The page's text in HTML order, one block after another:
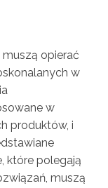
opierać
w
w
produktów, i
które polegają
muszą